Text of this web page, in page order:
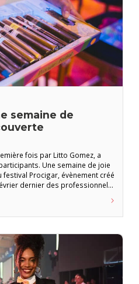
semaine de
fois par Litto Gomez, a
Une semaine de joie
festival Procigar, évènement créé
dernier des professionnels
16 février à